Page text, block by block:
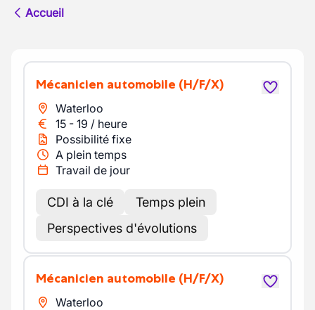
Accueil
Mécanicien automobile (H/F/X)
Waterloo
15 - 19 / heure
Possibilité fixe
A plein temps
Travail de jour
CDI à la clé
Temps plein
Perspectives d'évolutions
Mécanicien automobile (H/F/X)
Waterloo